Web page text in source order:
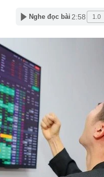
bến bãi ven sông Cầu
Xanh biến thành 'điểm dịch vụ tài
giá trị 56.000 tỷ đồng chỉ trong 6
Đức Giang sau biến cố khởi tố
cái, sống một mình: Nữ diễn viên
điều khiến nhiều phụ nữ
mở phố đi bộ thông minh kết hợp
tin vui cho cả thế giới
nhất kể từ tháng 2
2 tháng, Sabeco bất ngờ bán chạy
cấp tăng 214%
Nghe đọc bài 2:58